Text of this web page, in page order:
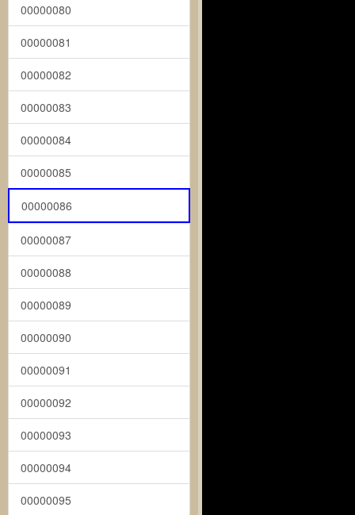
00000080
00000081
00000082
00000083
00000084
00000085
00000086
00000087
00000088
00000089
00000090
00000091
00000092
00000093
00000094
00000095